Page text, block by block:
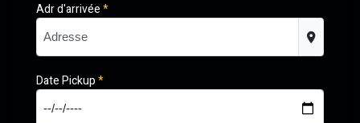
Adr d'arrivée*
Date Pickup*